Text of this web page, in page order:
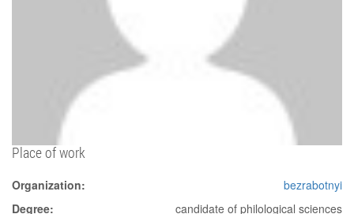
Place of work
Organization:
bezrabotnyi
Degree:
candidate of philological sciences